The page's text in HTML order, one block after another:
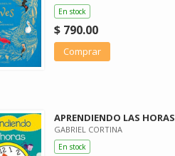
En stock
$ 790.00
Comprar
APRENDIENDO LAS HORAS
GABRIEL CORTINA
En stock